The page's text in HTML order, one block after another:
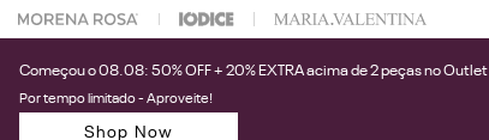
Começou o 08.08: 50% OFF + 20% EXTRA acima de 2 peças no Outlet
Por tempo limitado - Aproveite!
Shop Now